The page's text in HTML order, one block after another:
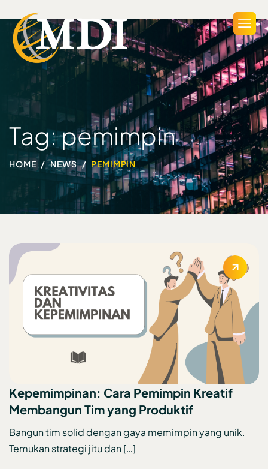
Tag: pemimpin
HOME NEWS PEMIMPIN
Kepemimpinan: Cara Pemimpin Kreatif
Membangun Tim yang Produktif
Bangun tim solid dengan gaya memimpin yang unik.
Temukan strategi jitu dan […]